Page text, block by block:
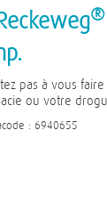
®
pas à vous
ou votre
: 6940655